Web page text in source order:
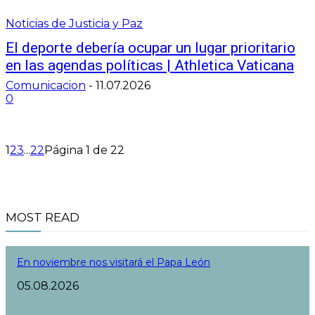
Noticias de Justicia y Paz
El deporte debería ocupar un lugar prioritario
en las agendas políticas | Athletica Vaticana
Comunicacion - 11.07.2026
0
123...22Página 1 de 22
MOST READ
En noviembre nos visitará el Papa León
05.08.2026